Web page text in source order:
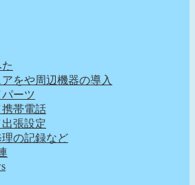
をや周辺機器の導入
ーツ
帯電話
張設定
の記録など